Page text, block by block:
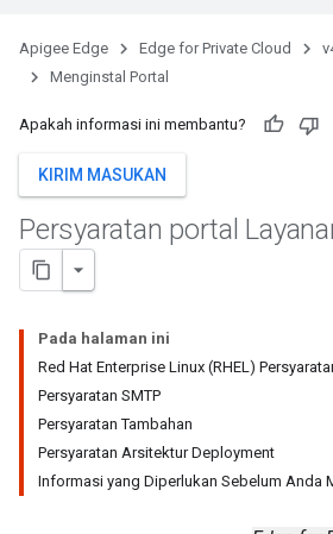
Apigee Edge Edge for Private Cloud
Menginstal Portal
Apakah informasi ini membantu?
KIRIM MASUKAN
Persyaratan portal
Pada halaman ini
Red Hat Enterprise Linux (RHEL)
Persyaratan SMTP
Persyaratan Tambahan
Persyaratan Arsitektur Deployment
Informasi yang Diperlukan Sebelum Anda